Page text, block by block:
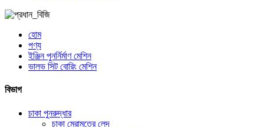
হোম
পণ্য
ইঞ্জিন পুনর্নির্মাণ মেশিন
ভালভ সিট বোরিং মেশিন
বিভাগ
চাকা পুনরুদ্ধার
চাকা মেরামতের লেদ